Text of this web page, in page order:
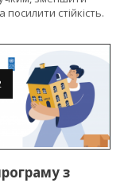
посилити стійкість.
з